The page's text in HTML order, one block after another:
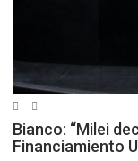
Bianco: “Milei
Financiamiento